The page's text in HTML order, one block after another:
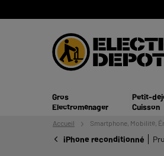
Gros
Electroménager
Petit-
Cuisson
Accueil Smartphone, Mobilité,
iPhone reconditionné